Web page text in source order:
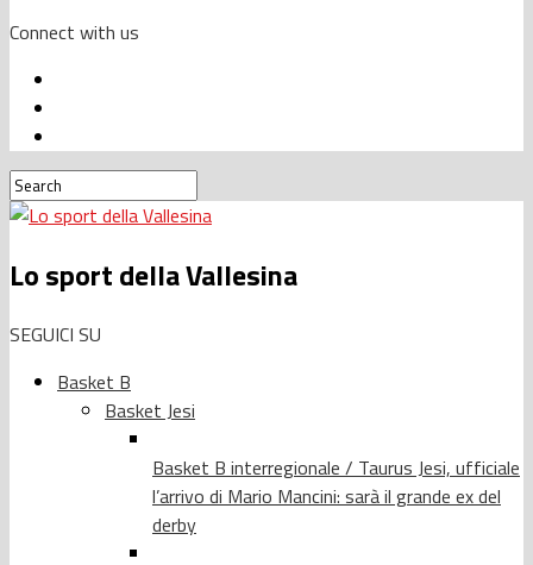
Connect with us
Lo sport della Vallesina
SEGUICI SU
Basket B
Basket Jesi
Basket B interregionale / Taurus Jesi, ufficiale
l’arrivo di Mario Mancini: sarà il grande ex del
derby